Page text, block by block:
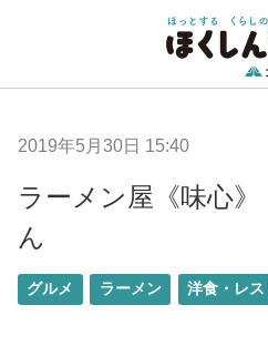
2019年5月30日 15:40
ラーメン屋《味心
ん
グルメ ラーメン 洋食・レス